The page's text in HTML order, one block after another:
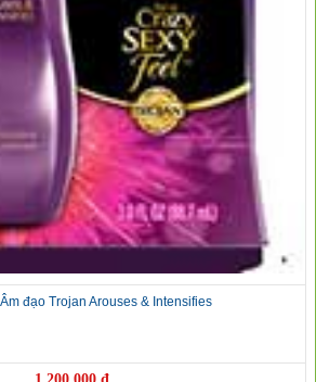
đạo Trojan Arouses & Intensifies